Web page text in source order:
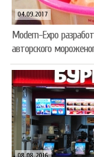
04.09.2017
Modern-Expo
авторского